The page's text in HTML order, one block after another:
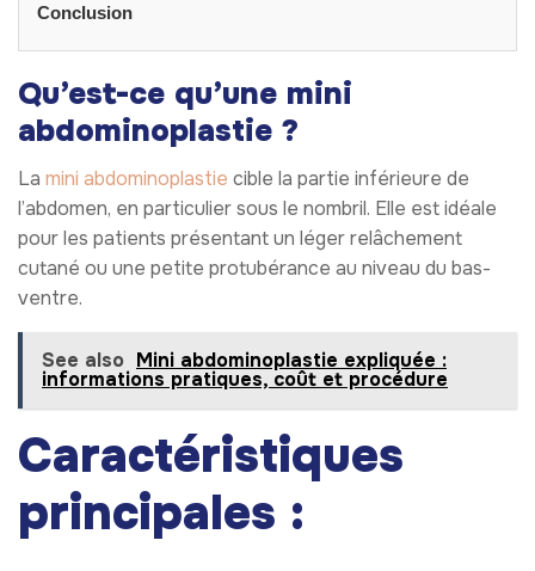
Conclusion
Qu’est-ce qu’une mini
abdominoplastie ?
La mini abdominoplastie cible la partie inférieure de
l’abdomen, en particulier sous le nombril. Elle est idéale
pour les patients présentant un léger relâchement
cutané ou une petite protubérance au niveau du bas-
ventre.
See also Mini abdominoplastie expliquée :
informations pratiques, coût et procédure
Caractéristiques
principales :